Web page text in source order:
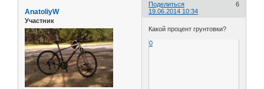
Поделиться
6
19.06.2014 10:34
AnatoliyW
Участник
Какой процент грунтовки?
0